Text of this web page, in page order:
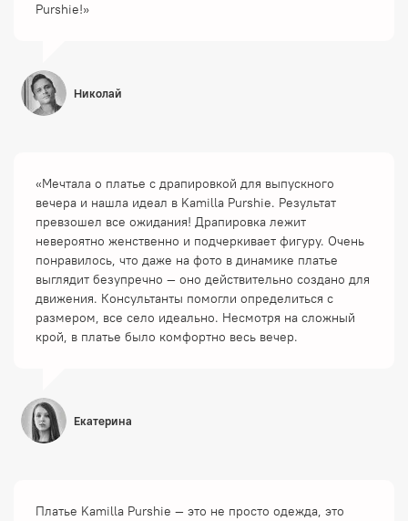
Purshie!»
Николай
«Мечтала о платье с драпировкой для выпускного
вечера и нашла идеал в Kamilla Purshie. Результат
превзошел все ожидания! Драпировка лежит
невероятно женственно и подчеркивает фигуру. Очень
понравилось, что даже на фото в динамике платье
выглядит безупречно — оно действительно создано для
движения. Консультанты помогли определиться с
размером, все село идеально. Несмотря на сложный
крой, в платье было комфортно весь вечер.
Екатерина
Платье Kamilla Purshie — это не просто одежда, это